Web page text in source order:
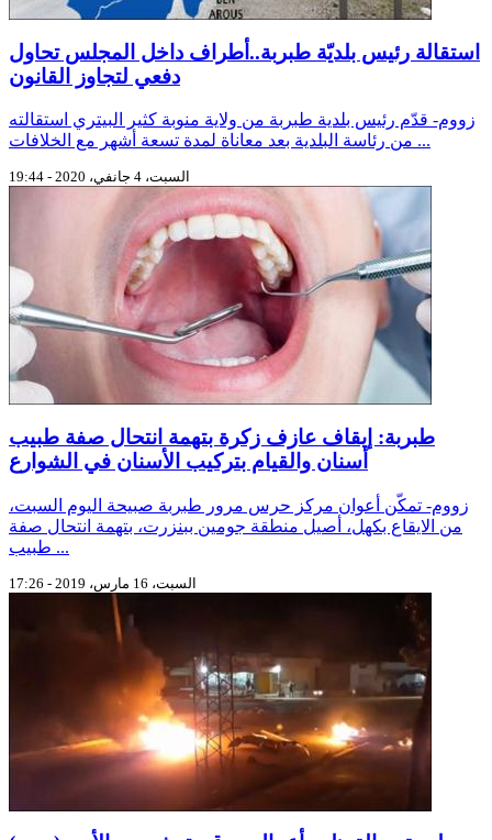
استقالة رئيس بلديّة طبربة..أطراف داخل المجلس تحاول
دفعي لتجاوز القانون
زووم- قدّم رئيس بلدية طبربة من ولاية منوبة كثير البيتري استقالته
من رئاسة البلدية بعد معاناة لمدة تسعة أشهر مع الخلافات ...
السبت، 4 جانفي، 2020 - 19:44
طبربة: إيقاف عازف زكرة بتهمة انتحال صفة طبيب
أسنان والقيام بتركيب الأسنان في الشوارع
زووم- تمكّن أعوان مركز حرس مرور طبربة صبيحة اليوم السبت،
من الايقاع بكهل، أصيل منطقة جومين ببنزرت، بتهمة انتحال صفة
طبيب ...
السبت، 16 مارس، 2019 - 17:26